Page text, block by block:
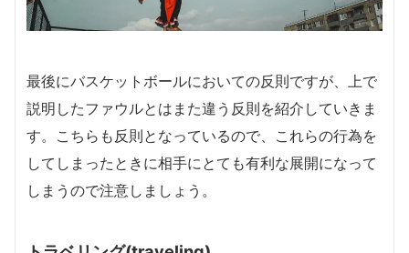
最後にバスケットボールにおいての反則ですが、上で
説明したファウルとはまた違う反則を紹介していきま
す。こちらも反則となっているので、これらの行為を
してしまったときに相手にとても有利な展開になって
しまうので注意しましょう。